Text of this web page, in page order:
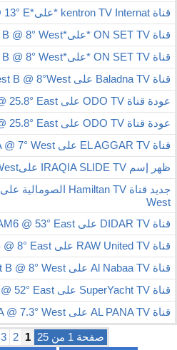
قناة kentron TV Internat *على*Hot Bird 13B/13C/13E @ 13° E
قناة ON SET TV *على*Eutelsat 8 West B @ 8° West
قناة ON SET TV *على*Eutelsat 8 West B @ 8° West
قناة Baladna TV على Eutelsat 8 West B @ 8°West
عودة قناة ODO TV على Es’hail-2 @ 25.8° East
عودة قناة ODO TV على Es’hail-2 @ 25.8° East
قناة EL AGGAR TV على Eutelsat 7 West A @ 7° West
ظهر إسم IRAQIA SLIDE TV علىEutelsat 8 West B @ 8° West
West
قناة DIDAR TV على Express-AM6 @ 53° East
قناة RAW United TV على Eutelsat 8 West B @ 8° East
قناة Al Nabaa TV على Eutelsat 8 West B @ 8° West
قناة SuperYacht TV على TürkmenÄlem/MonacoSat @ 52° East
قناة AL PANA TV على Eutelsat 7 West A @ 7.3° West
صفحة 1 من 25 1
2
3